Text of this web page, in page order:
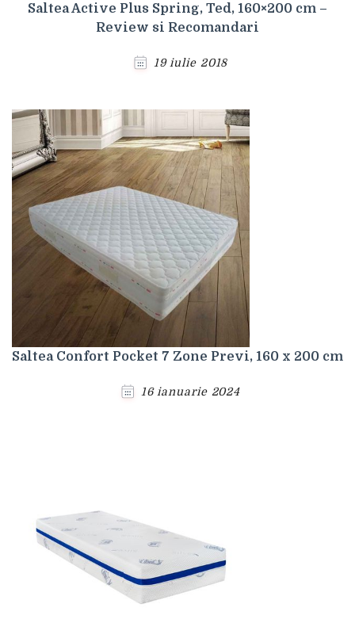
Saltea Active Plus Spring, Ted, 160×200 cm –
Review si Recomandari
19 iulie 2018
Saltea Confort Pocket 7 Zone Previ, 160 x 200 cm
16 ianuarie 2024